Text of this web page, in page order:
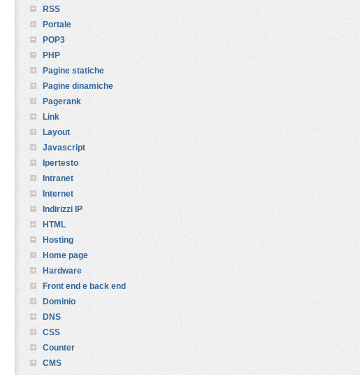
RSS
Portale
POP3
PHP
Pagine statiche
Pagine dinamiche
Pagerank
Link
Layout
Javascript
Ipertesto
Intranet
Internet
Indirizzi IP
HTML
Hosting
Home page
Hardware
Front end e back end
Dominio
DNS
CSS
Counter
CMS